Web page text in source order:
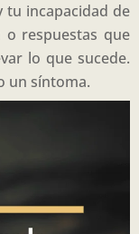
tu incapacidad de
o respuestas que
lo que sucede.
un síntoma.